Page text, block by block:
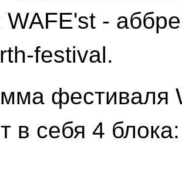
-
festival.
фестиваля
в себя 4